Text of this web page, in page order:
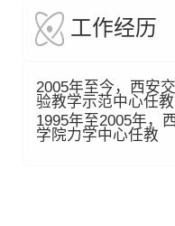
工作经历
2005年至今，西安
验教学示范中心任教
1995年至2005年，
学院力学中心任教